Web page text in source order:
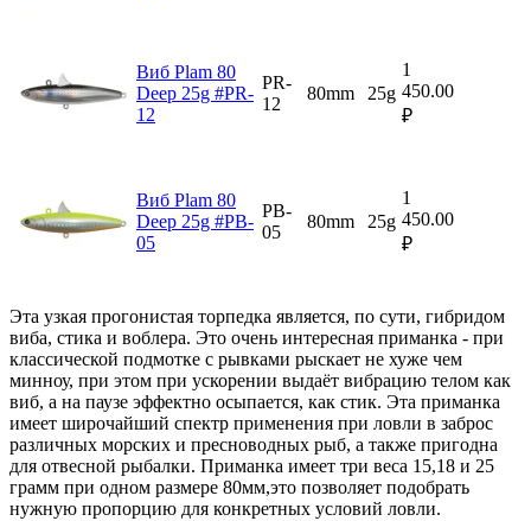
Виб Plam 80
Deep 25g #PR-
12
PR-
12
80mm 25g
1
450.00
₽
Виб Plam 80
Deep 25g #PB-
05
PB-
05
80mm 25g
1
450.00
₽
Эта узкая прогонистая торпедка является, по сути, гибридом
виба, стика и воблера. Это очень интересная приманка - при
классической подмотке с рывками рыскает не хуже чем
минноу, при этом при ускорении выдаёт вибрацию телом как
виб, а на паузе эффектно осыпается, как стик. Эта приманка
имеет широчайший спектр применения при ловли в заброс
различных морских и пресноводных рыб, а также пригодна
для отвесной рыбалки. Приманка имеет три веса 15,18 и 25
грамм при одном размере 80мм,это позволяет подобрать
нужную пропорцию для конкретных условий ловли.